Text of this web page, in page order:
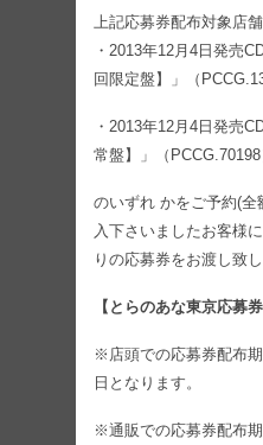
上記応募券配布対象店舗
・2013年12月4日発売
回限定盤】」（
・2013年12月4日発売
常盤】」（PCCG.70198
のいずれ かをご予約(
入下さいましたお客様
りの応募券をお渡し致し
【とらのあな東京応募
※店頭での応募券配布
日となります。
※通販での応募券配布